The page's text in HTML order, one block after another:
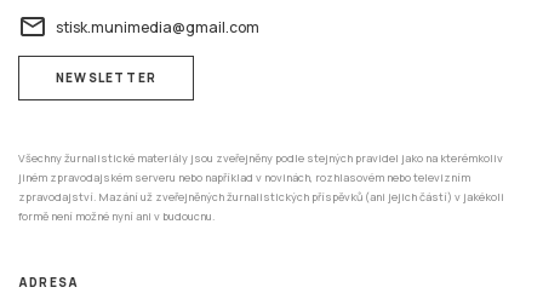
NEWSLETTER
Všechny žurnalistické materiály jsou zveřejněny podle stejných pravidel jako na kterémkoliv
formě není možné nyní ani v budoucnu.
ADRESA
Katedra mediálních studií a žurnalistiky,